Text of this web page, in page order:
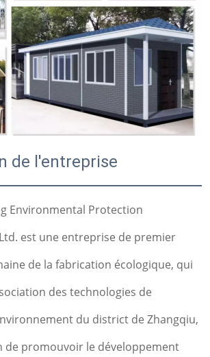
de l'entreprise
Environmental Protection
est une entreprise de premier
de la fabrication écologique, qui
des technologies de
du district de Zhangqiu,
de promouvoir le développement